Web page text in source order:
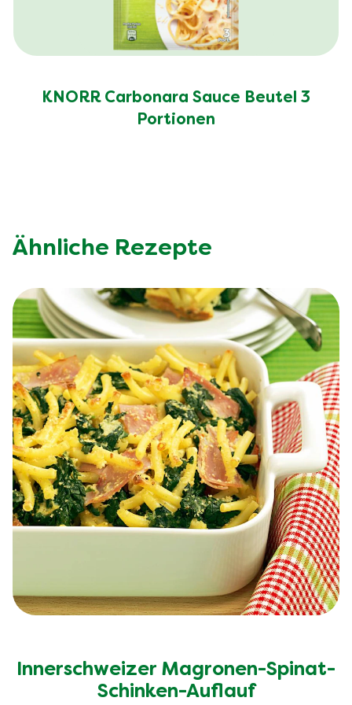
KNORR Carbonara Sauce Beutel 3
Portionen
Ähnliche Rezepte
Innerschweizer Magronen-Spinat-
Schinken-Auflauf